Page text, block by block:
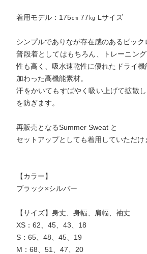
着用モデル：175㎝ 77㎏ Lサイズ
シンプルでありなが存在感のあるビック
普段着としてはもちろん、トレーニン
性も高く、吸水速乾性に優れたドライ
加わった高機能素材。
汗をかいてもすばやく吸い上げて拡散
を防ぎます。
再販売となるSummer Sweat と
セットアップとしても着用していただけ
【カラー】
ブラック×シルバー
【サイズ】身丈、身幅、肩幅、袖丈
XS：62、45、43、18
S：65、48、45、19
M：68、51、47、20